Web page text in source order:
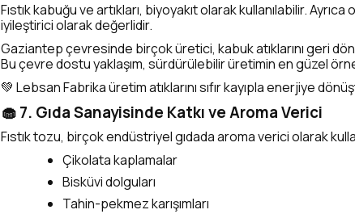
Fıstık kabuğu ve artıkları, biyoyakıt olarak kullanılabilir.
iyileştirici olarak değerlidir.
Gaziantep çevresinde birçok üretici, kabuk atıklarını geri
Bu çevre dostu yaklaşım, sürdürülebilir üretimin en güzel
💚 Lebsan Fabrika üretim atıklarını sıfır kayıpla enerjiye
🧁 7. Gıda Sanayisinde Katkı ve Aroma Verici
Fıstık tozu, birçok endüstriyel gıdada aroma verici olarak
Çikolata kaplamalar
Bisküvi dolguları
Tahin-pekmez karışımları